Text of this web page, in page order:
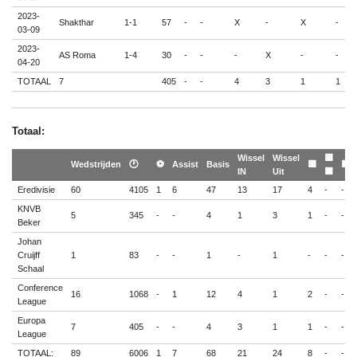
2023-
03-09
Shakthar 1-1 57 - - X - X -
2023-
04-20
AS Roma 1-4 30 - - - X - -
TOTAAL 7 405 - - 4 3 1 1
Totaal:
Wedstrijden 🕐 ⚽ Assist Basis
Wissel
IN
Wissel
Uit
🟨
🟨
Eredivisie 60 4105 1 6 47 13 17 4 -
-
KNVB
Beker
5 345 - - 4 1 3 1 - -
Johan
Cruijff
Schaal
1 83 - - 1 - 1 - - -
Conference
League
16 1068 - 1 12 4 1 2 - -
Europa
League
7 405 - - 4 3 1 1 - -
TOTAAL: 89 6006 1 7 68 21 24 8 - -